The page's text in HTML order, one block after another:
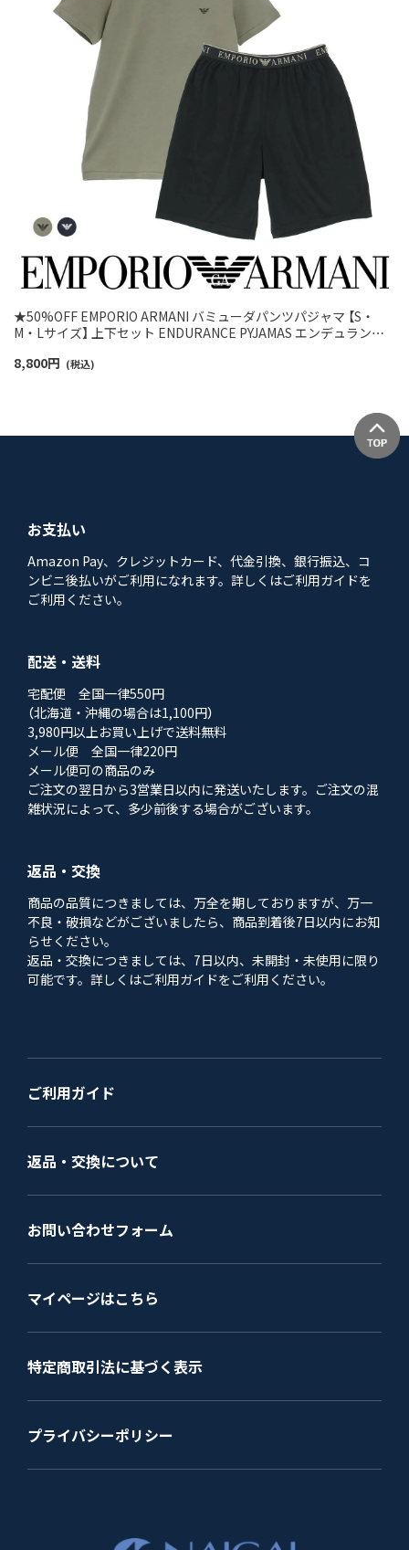
★50%OFF EMPORIO ARMANI バミューダパンツパジャマ 【S・
M・Lサイズ】 上下セット ENDURANCE PYJAMAS エンデュランス
8,800円 (税込)
お支払い
Amazon Pay、クレジットカード、代金引換、銀行振込、コ
ンビニ後払いがご利用になれます。詳しくはご利用ガイドを
ご利用ください。
配送・送料
宅配便 全国一律550円
（北海道・沖縄の場合は1,100円）
3,980円以上お買い上げで送料無料
メール便 全国一律220円
メール便可の商品のみ
ご注文の翌日から3営業日以内に発送いたします。ご注文の混
雑状況によって、多少前後する場合がございます。
返品・交換
商品の品質につきましては、万全を期しておりますが、万一
不良・破損などがございましたら、商品到着後7日以内にお知
らせください。
返品・交換につきましては、7日以内、未開封・未使用に限り
可能です。詳しくはご利用ガイドをご利用ください。
ご利用ガイド
返品・交換について
お問い合わせフォーム
マイページはこちら
特定商取引法に基づく表示
プライバシーポリシー